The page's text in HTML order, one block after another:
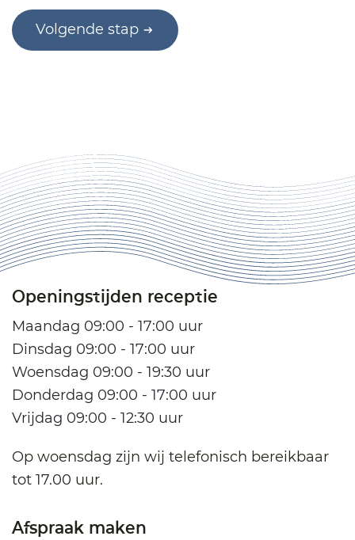
Volgende stap
Openingstijden receptie
Maandag 09:00 - 17:00 uur
Dinsdag 09:00 - 17:00 uur
Woensdag 09:00 - 19:30 uur
Donderdag 09:00 - 17:00 uur
Vrijdag 09:00 - 12:30 uur
Op woensdag zijn wij telefonisch bereikbaar
tot 17.00 uur.
Afspraak maken